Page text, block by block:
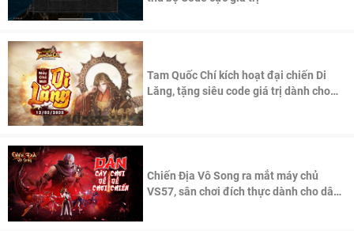
Tam Quốc Chí kích hoạt đại chiến Di
Lăng, tặng siêu code giá trị dành cho
Chiến Địa Vô Song ra mắt máy chủ
VS57, sân chơi đích thực dành cho dân